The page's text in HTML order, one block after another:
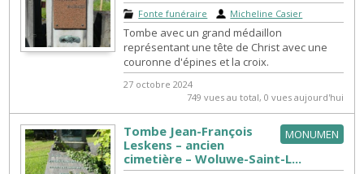
Fonte funéraire Micheline Casier
Tombe avec un grand médaillon
représentant une tête de Christ avec une
couronne d'épines et la croix.
27 octobre 2024
749 vues au total, 0 vues aujourd'hui
MONUMEN
Tombe Jean-François
Leskens – ancien
cimetière – Woluwe-Saint-L...